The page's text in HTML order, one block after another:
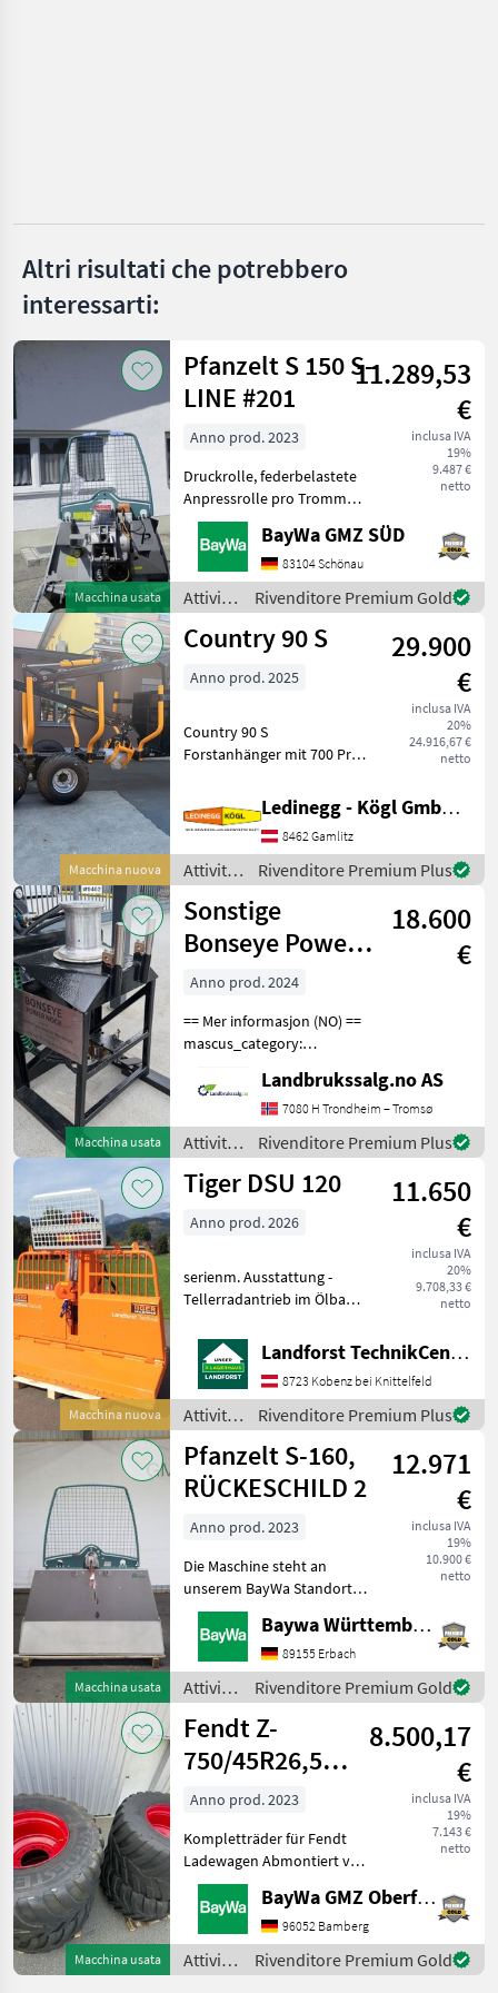
Marketplace Annunci
Altri risultati che potrebbero
interessarti:
Macchina usata
Pfanzelt S 150 S-
LINE #201
11.289,53
€
inclusa IVA
19%
9.487 €
netto
Anno prod. 2023
Druckrolle, federbelastete
Anpressrolle pro Trommel
MonoSpezial-Forstseil 10
mm 70 mRückeschild 1500
Seilausstoss
Hydromechanisch mit
Seilverteilu
BayWa GMZ SÜD
83104 Schönau
Attività
forestali
e
del
Pfanzelt
Rivenditore Premium Gold
Macchina nuova
Country 90 S
29.900
€
inclusa IVA
20%
24.916,67 €
netto
Anno prod. 2025
Country 90 S
Forstanhänger mit 700 Pro
Beschreibung: Der Country
90 S ist ein bewährter
Forstanhänger mit einer N
Ledinegg - Kögl GmbH - Obst- und Weinbautechnik
8462 Gamlitz
Attività
forestali
e
lavorazione
del
legno /
Rivenditore Premium Plus
Macchina usata
Sonstige
Bonseye Power
Nock
18.600
€
Anno prod. 2024
== Mer informasjon (NO) ==
mascus_category:
merke: Bonseye Please
provide reference number
upon request: 9462 See
en.landbrukssalg.no/9462
Landbrukssalg.no AS
7080 H Trondheim – Tromsø
Attività
forestali
e
del
Sonstige
Rivenditore Premium Plus
Macchina nuova
Tiger DSU 120
11.650
€
inclusa IVA
20%
9.708,33 €
netto
Anno prod. 2026
serienm. Ausstattung -
Tellerradantrieb im Ölbad
schaltbare Kupplung -
Untersetzung - hydr.
Eigenversorgung Marke
Bosch - Elektrosteuerung
Stan
Landforst TechnikCenter Knittelfeld
8723 Kobenz bei Knittelfeld
Attività
forestali
e
lavorazione
del
legno /
Rivenditore Premium Plus
Macchina usata
Pfanzelt S-160,
RÜCKESCHILD 2
12.971
€
inclusa IVA
19%
10.900 €
netto
Anno prod. 2023
Die Maschine steht an
unserem BayWa Standort in
DE-89155 Erbach.Gerne
steht Ihnen Herr Straub
unter Tel.: 07305 173 52 für
Ihre Anfrage zur
Verfügung!Pfanzelt DWS 16
Baywa Württemberg
89155 Erbach
Attività
forestali
e
lavorazione
del
legno /
Rivenditore Premium Gold
Macchina usata
Fendt Z-
750/45R26,5
VREDESTEIN
FLOT
8.500,17
€
inclusa IVA
19%
7.143 €
netto
Anno prod. 2023
Kompletträder für Fendt
Ladewagen Abmontiert von
TIGO 75XR.Standort der
Räder BayWa Münchberg.
Attività forestali e
lavorazione del legno Altre
macchine forestali e
BayWa GMZ Oberfranken
96052 Bamberg
Attività
forestali
Rivenditore Premium Gold